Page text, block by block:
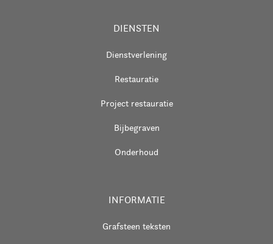
DIENSTEN
Dienstverlening
Restauratie
Project restauratie
Bijbegraven
Onderhoud
INFORMATIE
Grafsteen teksten